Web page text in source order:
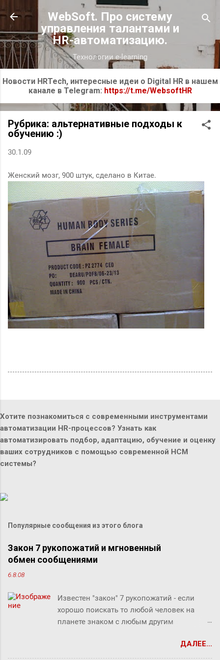
К основному контенту
WebSoft. Про систему
управления талантами и
HR-автоматизацию.
Технологии e-learning
Новости HRTech, интересные идеи о Digital HR в нашем
канале в Telegram: https://t.me/WebsoftHR
Рубрика: альтернативные подходы к
обучению :)
30.1.09
Женский мозг, 900 штук, сделано в Китае.
Хотите познакомиться с современными инструментами
автоматизации HR-процессов? Узнать как
автоматизировать подбор, адаптацию, обучение и оценку
ваших сотрудников с помощью современной HCM
системы?
Популярные сообщения из этого блога
Закон 7 рукопожатий и мгновенный
обмен сообщениями
6.8.08
Известен "закон" 7 рукопожатий - если
хорошо поискать то любой человек на
планете знаком с любым другим
людьми. Этот как бы закон, разумеется, не
доказан, но есть предположение что он
ДАЛЕЕ...